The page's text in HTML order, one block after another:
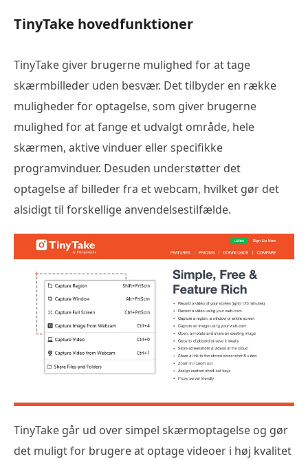
TinyTake hovedfunktioner
TinyTake giver brugerne mulighed for at tage
skærmbilleder uden besvær. Det tilbyder en række
muligheder for optagelse, som giver brugerne
mulighed for at fange et udvalgt område, hele
skærmen, aktive vinduer eller specifikke
programvinduer. Desuden understøtter det
optagelse af billeder fra et webcam, hvilket gør det
alsidigt til forskellige anvendelsestilfælde.
TinyTake går ud over simpel skærmoptagelse og gør
det muligt for brugere at optage videoer i høj kvalitet